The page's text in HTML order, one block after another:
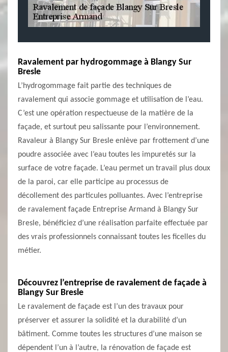
Ravalement par hydrogommage à Blangy Sur
Bresle
L’hydrogommage fait partie des techniques de
ravalement qui associe gommage et utilisation de l’eau.
C’est une opération respectueuse de la matière de la
façade, et surtout peu salissante pour l’environnement.
Ravaleur à Blangy Sur Bresle enlève par frottement d’une
poudre associée avec l’eau toutes les impuretés sur la
surface de votre façade. L’eau permet un travail plus doux
de la paroi, car elle participe au processus de
décollement des particules polluantes. Avec l’entreprise
de ravalement façade Entreprise Armand à Blangy Sur
Bresle, bénéficiez d’une réalisation parfaite effectuée par
des vrais professionnels connaissant toutes les ficelles du
métier.
Découvrez l’entreprise de ravalement de façade à
Blangy Sur Bresle
Le ravalement de façade est l’un des travaux pour
préserver et assurer la solidité et la durabilité d’un
bâtiment. Comme toutes les structures d’une maison se
dépendent l’un à l’autre, la rénovation de façade est